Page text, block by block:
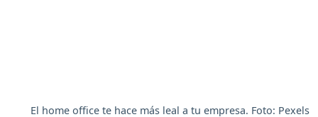
El home office te hace más leal a tu empresa. Foto: Pexels